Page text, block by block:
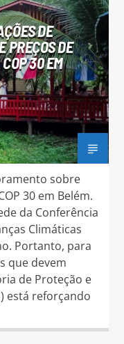
DE
PREÇOS DE
30 EM
sobre
30 em Belém.
da Conferência
Climáticas
Portanto, para
que devem
de Proteção e
está reforçando